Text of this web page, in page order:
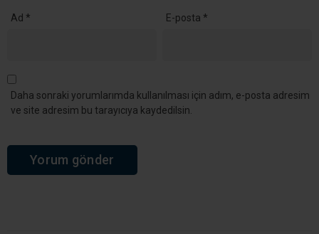
Ad * E-posta *
Daha sonraki yorumlarımda kullanılması için adım, e-posta adresim
ve site adresim bu tarayıcıya kaydedilsin.